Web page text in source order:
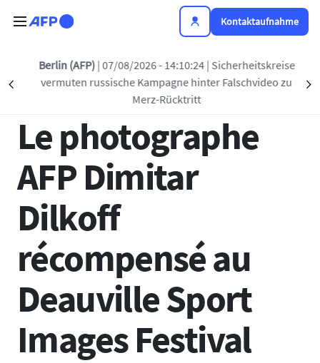
Kontaktaufnahme
Précédent
Berlin (AFP)| 07/08/2026 - 14:10:24| Sicherheitskreise
vermuten russische Kampagne hinter Falschvideo zu
Merz-Rücktritt
Zurück zur Liste
Le photographe
AFP Dimitar
Dilkoff
récompensé au
Deauville Sport
Images Festival